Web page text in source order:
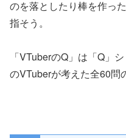
のを落としたり棒を作っ
指そう。
「VTuberのQ」は「Q」
のVTuberが考えた全60問